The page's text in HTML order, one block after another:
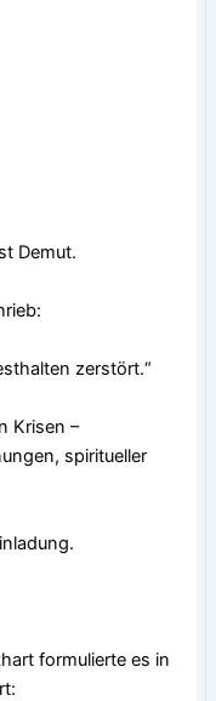
Demut.
zerstört.“
Krisen –
spiritueller
formulierte es in